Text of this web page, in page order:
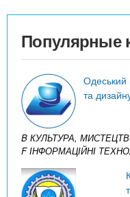
Популярные
Одеський
та
B КУЛЬТУРА,
F ІНФОРМАЦІЙНІ